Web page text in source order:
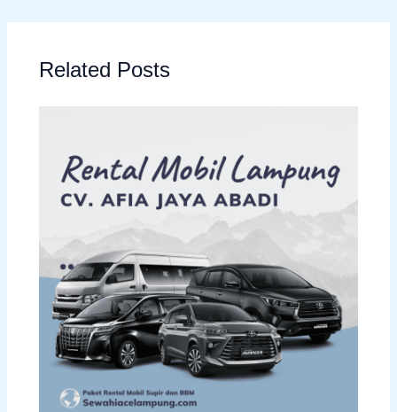
Related Posts